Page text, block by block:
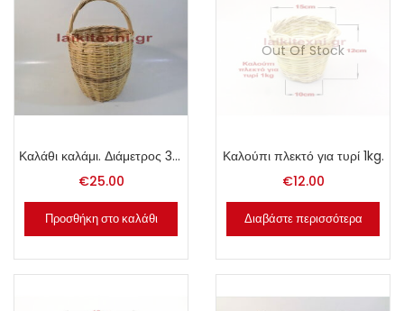
Καλάθι καλάμι. Διάμετρος 30cm.
€25.00
Προσθήκη στο καλάθι
Out Of Stock
Καλούπι πλεκτό για τυρί 1kg.
€12.00
Διαβάστε περισσότερα